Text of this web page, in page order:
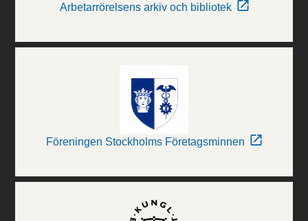
Arbetarrörelsens arkiv och bibliotek
Föreningen Stockholms Företagsminnen